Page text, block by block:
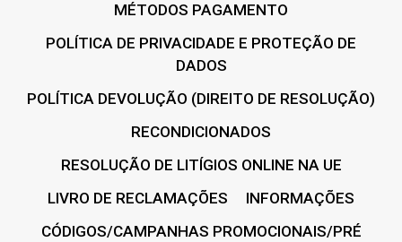
MÉTODOS PAGAMENTO
POLÍTICA DE PRIVACIDADE E PROTEÇÃO DE
DADOS
POLÍTICA DEVOLUÇÃO (DIREITO DE RESOLUÇÃO)
RECONDICIONADOS
RESOLUÇÃO DE LITÍGIOS ONLINE NA UE
LIVRO DE RECLAMAÇÕES
INFORMAÇÕES
CÓDIGOS/CAMPANHAS PROMOCIONAIS/PRÉ